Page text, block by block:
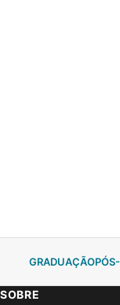
GRADUAÇÃO
SOBRE